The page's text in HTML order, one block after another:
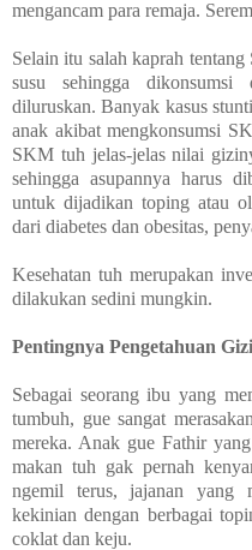
mengancam para remaja.
Selain itu salah kaprah
susu sehingga
diluruskan. Banyak kasus
anak akibat mengkonsumsi
SKM tuh jelas-jelas nilai
sehingga asupannya harus
untuk dijadikan toping atau
dari diabetes dan obesitas,
Kesehatan tuh merupakan
dilakukan sedini mungkin.
Pentingnya Pengetahuan
Sebagai seorang ibu yang
tumbuh, gue sangat
mereka. Anak gue Fathir
makan tuh gak pernah
ngemil terus, jajanan yang
kekinian dengan berbagai
coklat dan keju.